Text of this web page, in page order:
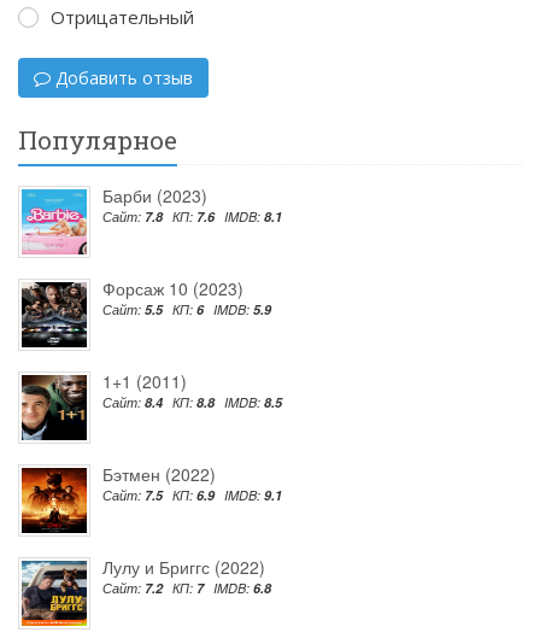
Отрицательный
Добавить отзыв
Популярное
Барби (2023)
Сайт: 7.8 КП: 7.6 IMDB: 8.1
Форсаж 10 (2023)
Сайт: 5.5 КП: 6 IMDB: 5.9
1+1 (2011)
Сайт: 8.4 КП: 8.8 IMDB: 8.5
Бэтмен (2022)
Сайт: 7.5 КП: 6.9 IMDB: 9.1
Лулу и Бриггс (2022)
Сайт: 7.2 КП: 7 IMDB: 6.8